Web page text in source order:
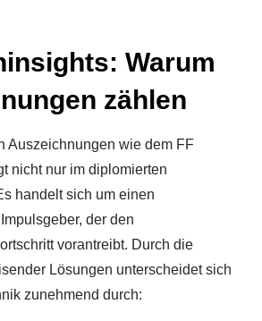
Warum
zählen
Auszeichnungen wie dem FF
nicht nur im diplomierten
handelt sich um einen
der den
vorantreibt. Durch die
Lösungen unterscheidet sich
zunehmend durch: